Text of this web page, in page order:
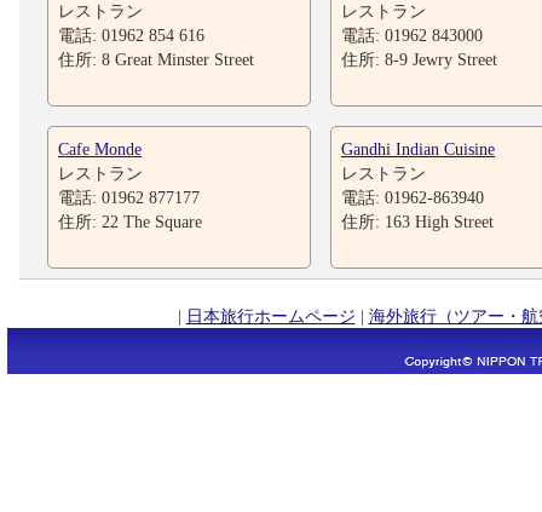
レストラン
電話: 01962 854 616
住所: 8 Great Minster Street
レストラン
電話: 01962 843000
住所: 8-9 Jewry Street
Cafe Monde
レストラン
電話: 01962 877177
住所: 22 The Square
Gandhi Indian Cuisine
レストラン
電話: 01962-863940
住所: 163 High Street
| 日本旅行ホームページ | 海外旅行（ツアー・航